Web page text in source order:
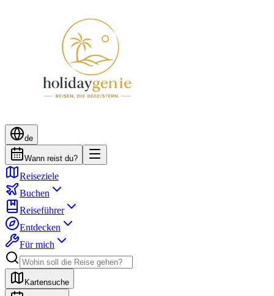
de
Wann reist du?
Reiseziele
Buchen
Reiseführer
Entdecken
Für mich
Kartensuche